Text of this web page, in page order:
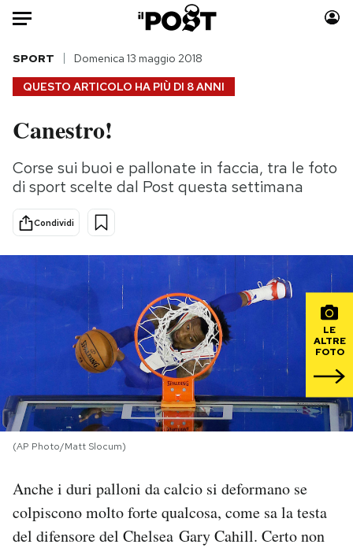
Auto
HOME
Italia
Politica
Internet
Economia
Consumismi
Europa
Altrecose
Mondiali calcio 2026
NEWSLETTER
I MIEI PREFERITI
SHOP
QUESTO ARTICOLO HA PIÙ DI 8 ANNI
SPORT Domenica 13 maggio 2018
Canestro!
Corse sui buoi e pallonate in faccia, tra le foto
di sport scelte dal Post questa settimana
Condividi
LE
ALTRE
FOTO
(AP Photo/Matt Slocum)
Anche i duri palloni da calcio si deformano se
colpiscono molto forte qualcosa, come sa la testa
del difensore del Chelsea Gary Cahill. Certo non